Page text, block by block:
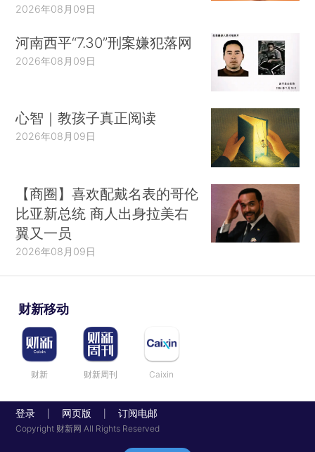
2026年08月09日
河南西平“7.30”刑案嫌犯落网
2026年08月09日
心智｜教孩子真正阅读
2026年08月09日
【商圈】喜欢配戴名表的哥伦
比亚新总统 商人出身拉美右
翼又一员
2026年08月09日
财新移动
财新 财新周刊 Caixin
登录 网页版 订阅电邮
Copyright 财新网 All Rights Reserved